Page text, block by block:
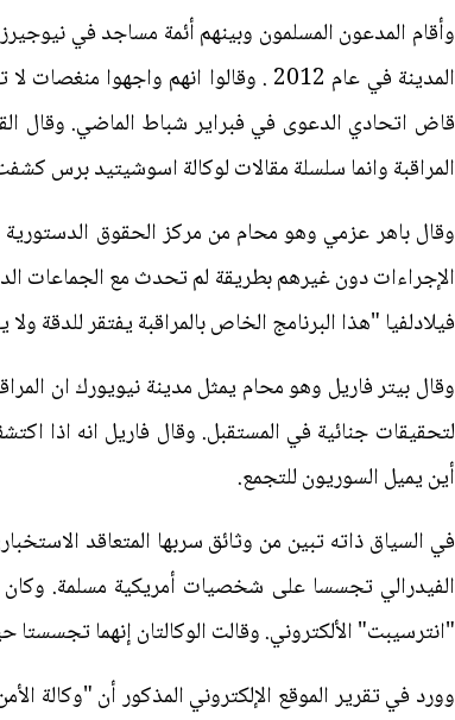
وأقام المدعون المسلمون وبينهم أئمة مساجد في
المدينة في عام 2012 . وقالوا انهم
قاض اتحادي الدعوى في فبراير شباط الماضي. وقال
المراقبة وانما سلسلة مقالات لوكالة اسوشيتيد برس
وقال باهر عزمي وهو محام من مركز الحقوق
الإجراءات دون غيرهم بطريقة لم تحدث مع الجماعات
فيلادلفيا "هذا البرنامج الخاص بالمراقبة يفتقر
وقال بيتر فاريل وهو محام يمثل مدينة نيويورك ان
لتحقيقات جنائية في المستقبل. وقال فاريل انه اذا
أين يميل السوريون للتجمع.
في السياق ذاته تبين من وثائق سربها المتعاقد
الفيدرالي تجسسا على شخصيات أمريكية مسلمة.
"انترسيبت" الألكتروني. وقالت الوكالتان إنهما تجسستا
وورد في تقرير الموقع الإلكتروني المذكور أن "وكالة